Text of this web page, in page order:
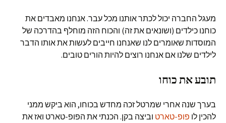
מעגל החברה יכול לכתר אותנו מכל עבר. אנחנו מאבדים את
כוחנו כילדים (ושונאים את זה) והכוח הזה מוחלף בהדרכה של
המוסדות שאומרים לנו שאנחנו חייבים לעשות את אותו הדבר
לילדים שלנו אם אנחנו רוצים להיות הורים טובים.
תובע את כוחו
בערך שנה אחרי שמרטל זכה מחדש בכוחו, הוא ביקש ממני
להכין לו פופ-טארט וביצה בקן. הכנתי את הפופ-טארט ואז את